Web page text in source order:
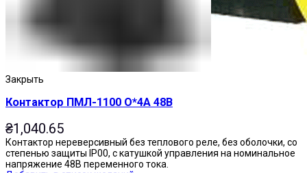
Закрыть
Контактор ПМЛ-1100 О*4А 48В
₴1,040.65
Контактор нереверсивный без теплового реле, без оболочки, со
степенью защиты IP00, с катушкой управления на номинальное
напряжение 48В переменного тока.